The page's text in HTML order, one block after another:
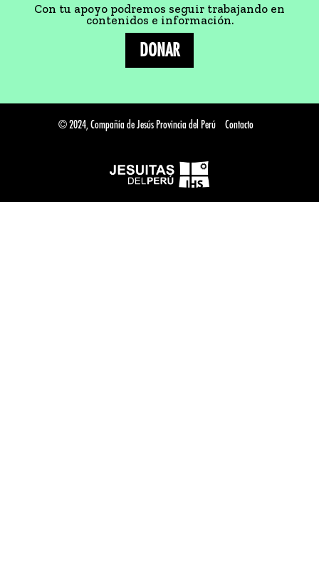
Con tu apoyo podremos seguir trabajando en
contenidos e información.
DONAR
© 2024, Compañía de Jesús Provincia del Perú Contacto